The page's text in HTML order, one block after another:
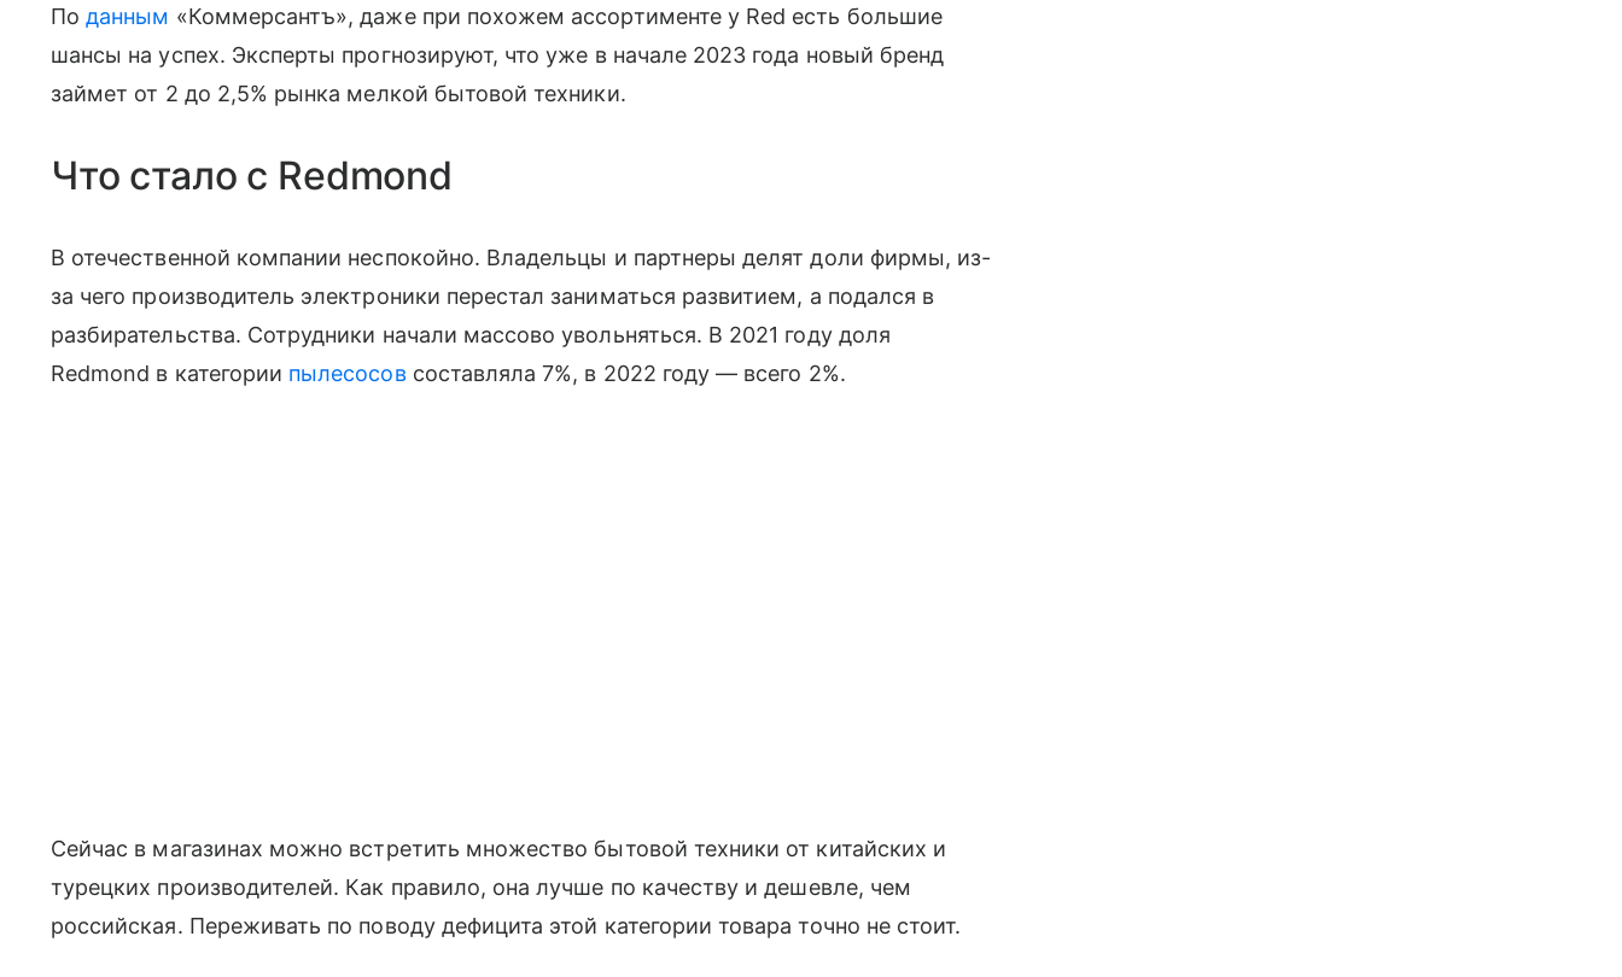
Поданным «Коммерсантъ», даже при похожем ассортименте у Red есть большие
шансы на успех. Эксперты прогнозируют, что уже в начале 2023 года новый бренд
займет от 2 до 2,5% рынка мелкой бытовой техники.
Что стало с Redmond
В отечественной компании неспокойно. Владельцы и партнеры делят доли фирмы, из-
за чего производитель электроники перестал заниматься развитием, а подался в
разбирательства. Сотрудники начали массово увольняться. В 2021 году доля
Redmond в категории пылесосовсоставляла 7%, в 2022 году — всего 2%.
Сейчас в магазинах можно встретить множество бытовой техники от китайских и
турецких производителей. Как правило, она лучше по качеству и дешевле, чем
российская. Переживать по поводу дефицита этой категории товара точно не стоит.